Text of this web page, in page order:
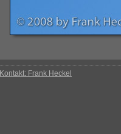
Kontakt: Frank Heckel